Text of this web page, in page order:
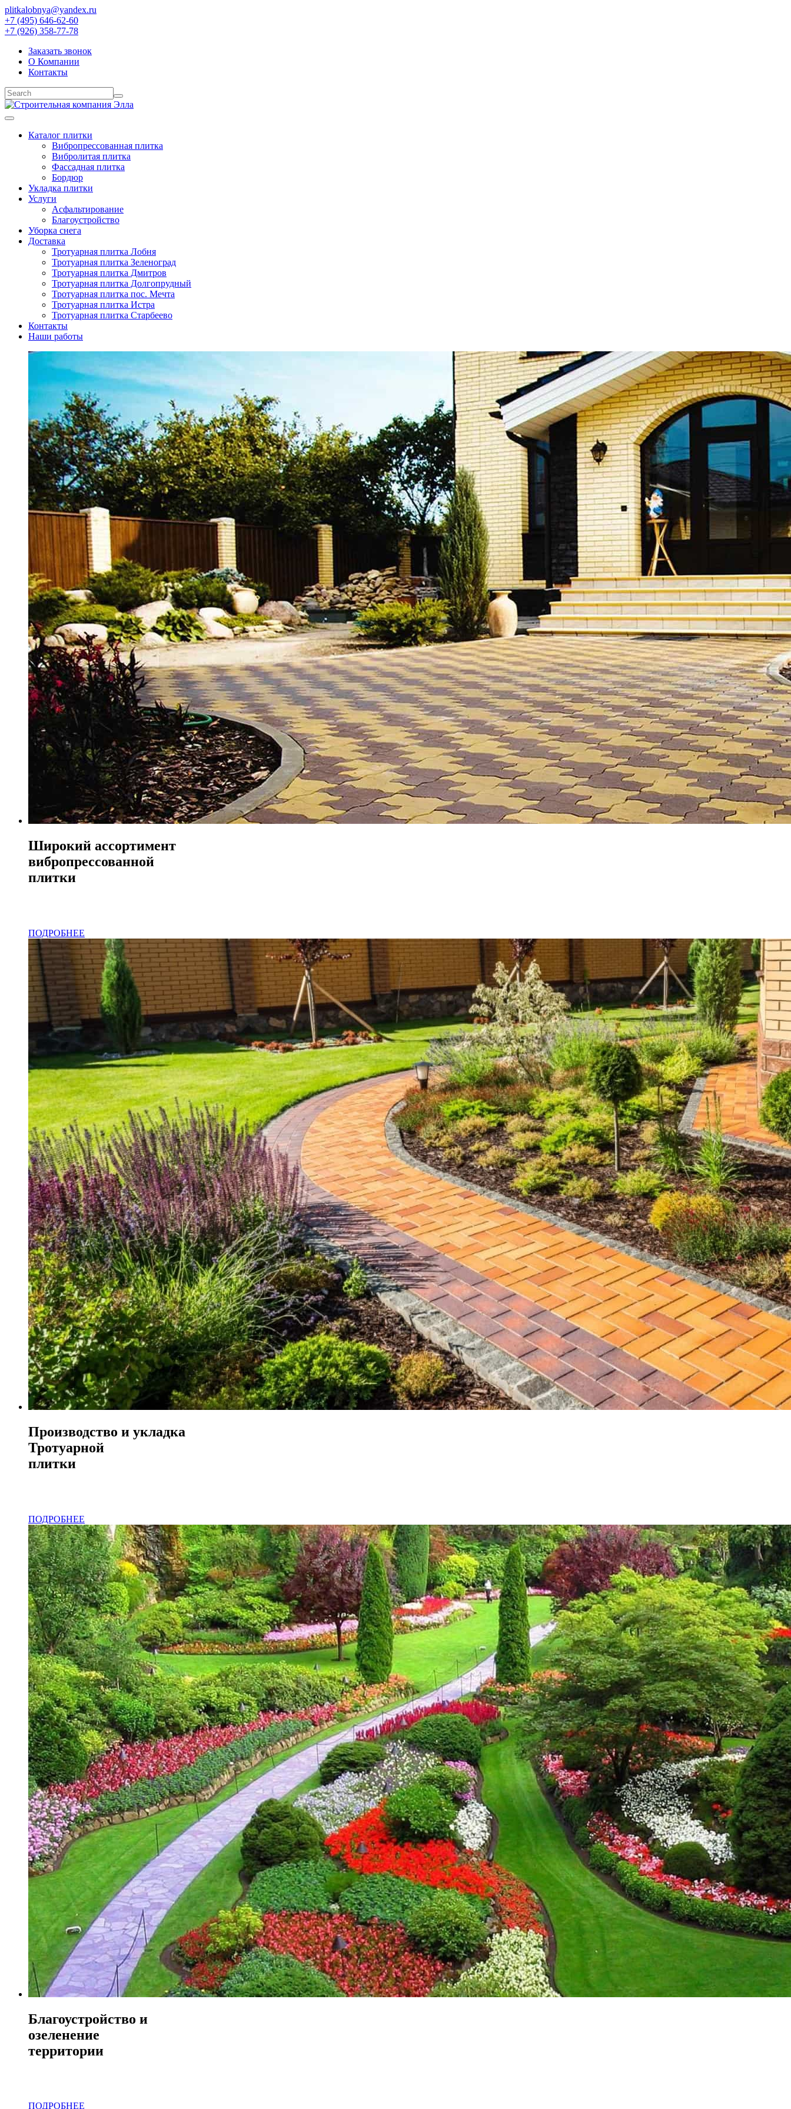
plitkalobnya@yandex.ru
+7 (495) 646-62-60
+7 (926) 358-77-78
Заказать звонок
О Компании
Контакты
Каталог плитки
Вибропрессованная плитка
Вибролитая плитка
Фассадная плитка
Бордюр
Укладка плитки
Услуги
Асфальтирование
Благоустройство
Уборка снега
Доставка
Тротуарная плитка Лобня
Тротуарная плитка Зеленоград
Тротуарная плитка Дмитров
Тротуарная плитка Долгопрудный
Тротуарная плитка пос. Мечта
Тротуарная плитка Истра
Тротуарная плитка Старбеево
Контакты
Наши работы
Широкий ассортимент
вибропрессованной
плитки
ПОДРОБНЕЕ
Производство и укладка
Тротуарной
плитки
ПОДРОБНЕЕ
Благоустройство и
озеленение
территории
ПОДРОБНЕЕ